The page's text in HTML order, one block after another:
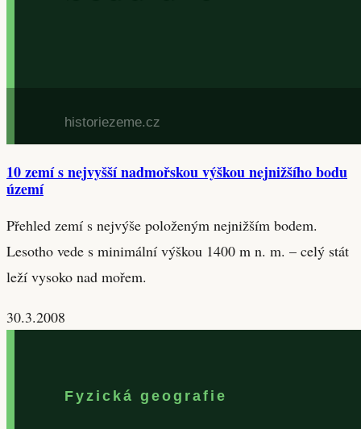
10 zemí s nejvyšší nadmořskou výškou nejnižšího bodu
území
Přehled zemí s nejvýše položeným nejnižším bodem.
Lesotho vede s minimální výškou 1400 m n. m. – celý stát
leží vysoko nad mořem.
30.3.2008